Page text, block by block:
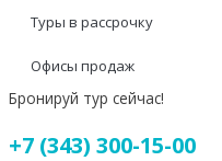
Туры в рассрочку
Офисы продаж
Бронируй тур сейчас!
+7 (343) 300-15-00